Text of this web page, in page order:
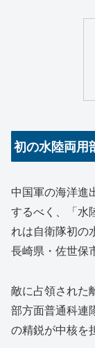
初の水陸両用
中国軍の海洋進
するべく、「水
れは自衛隊初の
長崎県・佐世保
敵に占領された
部方面普通科連
の精鋭が中核を